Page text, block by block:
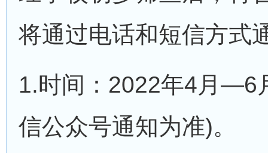
将通过电话和短信方式
1.时间：2022年4月—6
信公众号通知为准)。